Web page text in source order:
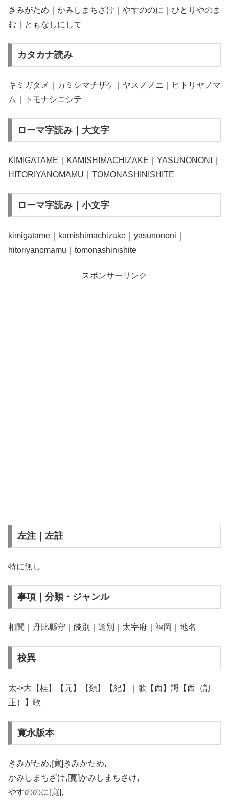
きみがため｜かみしまちざけ｜やすののに｜ひとりやのま
む｜ともなしにして
カタカナ読み
キミガタメ｜カミシマチザケ｜ヤスノノニ｜ヒトリヤノマ
ム｜トモナシニシテ
ローマ字読み｜大文字
KIMIGATAME｜KAMISHIMACHIZAKE｜YASUNONONI｜
HITORIYANOMAMU｜TOMONASHINISHITE
ローマ字読み｜小文字
kimigatame｜kamishimachizake｜yasunononi｜
hitoriyanomamu｜tomonashinishite
スポンサーリンク
左注｜左註
特に無し
事項｜分類・ジャンル
相聞｜丹比縣守｜餞別｜送別｜太宰府｜福岡｜地名
校異
太->大【桂】【元】【類】【紀】｜歌【西】謌【西（訂
正）】歌
寛永版本
きみがため,[寛]きみかため,
かみしまちざけ,[寛]かみしまちさけ,
やすののに[寛],